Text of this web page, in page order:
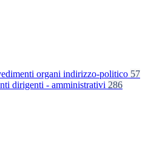
organi indirizzo-politico 57
dirigenti - amministrativi 286